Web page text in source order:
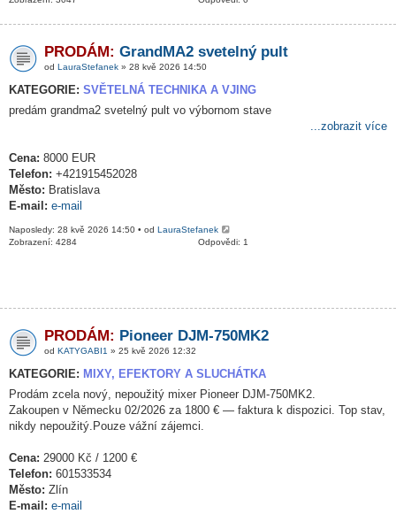
PRODÁM: GrandMA2 svetelný pult
od LauraStefanek » 28 kvě 2026 14:50
KATEGORIE: SVĚTELNÁ TECHNIKA A VJING
predám grandma2 svetelný pult vo výbornom stave
...zobrazit více
Cena: 8000 EUR
Telefon: +421915452028
Město: Bratislava
E-mail: e-mail
Naposledy: 28 kvě 2026 14:50 • od LauraStefanek
Odpovědi: 1
Zobrazení: 4284
PRODÁM: Pioneer DJM-750MK2
od KATYGABI1 » 25 kvě 2026 12:32
KATEGORIE: MIXY, EFEKTORY A SLUCHÁTKA
Prodám zcela nový, nepoužitý mixer Pioneer DJM-750MK2.
Zakoupen v Německu 02/2026 za 1800 € — faktura k dispozici. Top stav,
nikdy nepoužitý.Pouze vážní zájemci.
Cena: 29000 Kč / 1200 €
Telefon: 601533534
Město: Zlín
E-mail: e-mail